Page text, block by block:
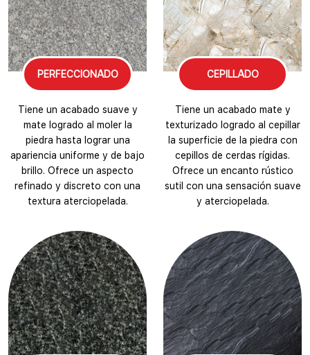
PERFECCIONADO
Tiene un acabado suave y
mate logrado al moler la
piedra hasta lograr una
apariencia uniforme y de bajo
brillo. Ofrece un aspecto
refinado y discreto con una
textura aterciopelada.
CEPILLADO
Tiene un acabado mate y
texturizado logrado al cepillar
la superficie de la piedra con
cepillos de cerdas rígidas.
Ofrece un encanto rústico
sutil con una sensación suave
y aterciopelada.